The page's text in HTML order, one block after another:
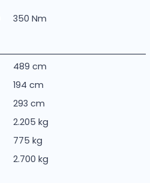
350 Nm
489 cm
194 cm
293 cm
2.205 kg
775 kg
2.700 kg